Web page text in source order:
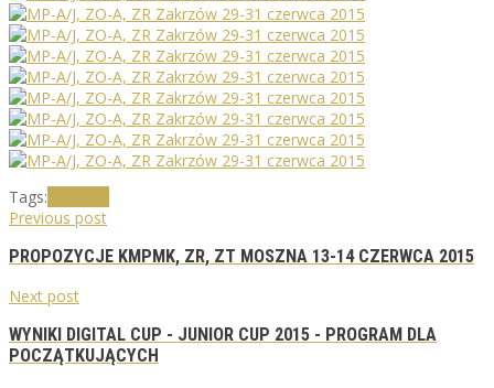
Tags:
Previous post
PROPOZYCJE KMPMK, ZR, ZT MOSZNA 13-14 CZERWCA 2015
Next post
WYNIKI DIGITAL CUP - JUNIOR CUP 2015 - PROGRAM DLA
POCZĄTKUJĄCYCH